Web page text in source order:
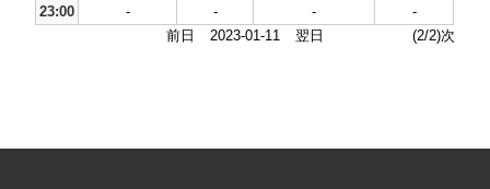
23:00
- - -
-
前日
2023-01-11 翌日 (2/2)次